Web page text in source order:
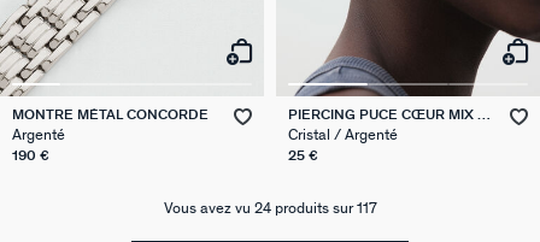
MONTRE MÉTAL CONCORDE
Argenté
190 €
PIERCING PUCE CŒUR MIX &
MATCH
Cristal / Argenté
25 €
Vous avez vu 24 produits sur 117